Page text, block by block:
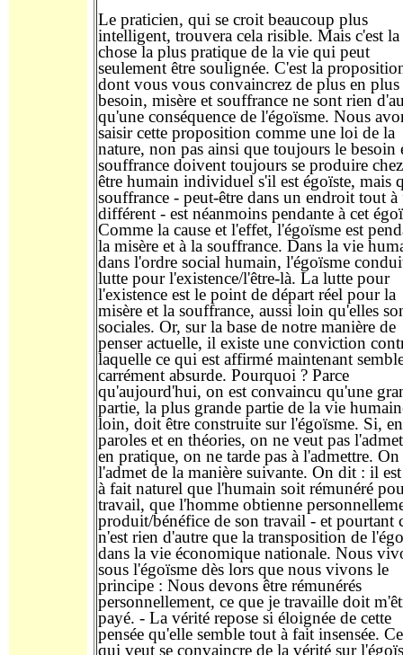
Le praticien, qui se croit beaucoup plus
intelligent, trouvera cela risible. Mais c'est la
chose la plus pratique de la vie qui peut
seulement être soulignée. C'est la
dont vous vous convaincrez de plus en plus
besoin, misère et souffrance ne sont rien
qu'une conséquence de l'égoïsme. Nous
saisir cette proposition comme une loi de la
nature, non pas ainsi que toujours le besoin
souffrance doivent toujours se produire
être humain individuel s'il est égoïste, mais
souffrance - peut-être dans un endroit tout à
différent - est néanmoins pendante à cet
Comme la cause et l'effet, l'égoïsme est
la misère et à la souffrance. Dans la vie
dans l'ordre social humain, l'égoïsme
lutte pour l'existence/l'être-là. La lutte pour
l'existence est le point de départ réel pour la
misère et la souffrance, aussi loin qu'elles
sociales. Or, sur la base de notre manière de
penser actuelle, il existe une conviction
laquelle ce qui est affirmé maintenant
carrément absurde. Pourquoi ? Parce
qu'aujourd'hui, on est convaincu qu'une
partie, la plus grande partie de la vie
loin, doit être construite sur l'égoïsme. Si, en
paroles et en théories, on ne veut pas
en pratique, on ne tarde pas à l'admettre. On
l'admet de la manière suivante. On dit : il
à fait naturel que l'humain soit rémunéré
travail, que l'homme obtienne
produit/bénéfice de son travail - et pourtant
n'est rien d'autre que la transposition de
dans la vie économique nationale. Nous
sous l'égoïsme dès lors que nous vivons le
principe : Nous devons être rémunérés
personnellement, ce que je travaille doit
payé. - La vérité repose si éloignée de cette
pensée qu'elle semble tout à fait insensée.
qui veut se convaincre de la vérité sur